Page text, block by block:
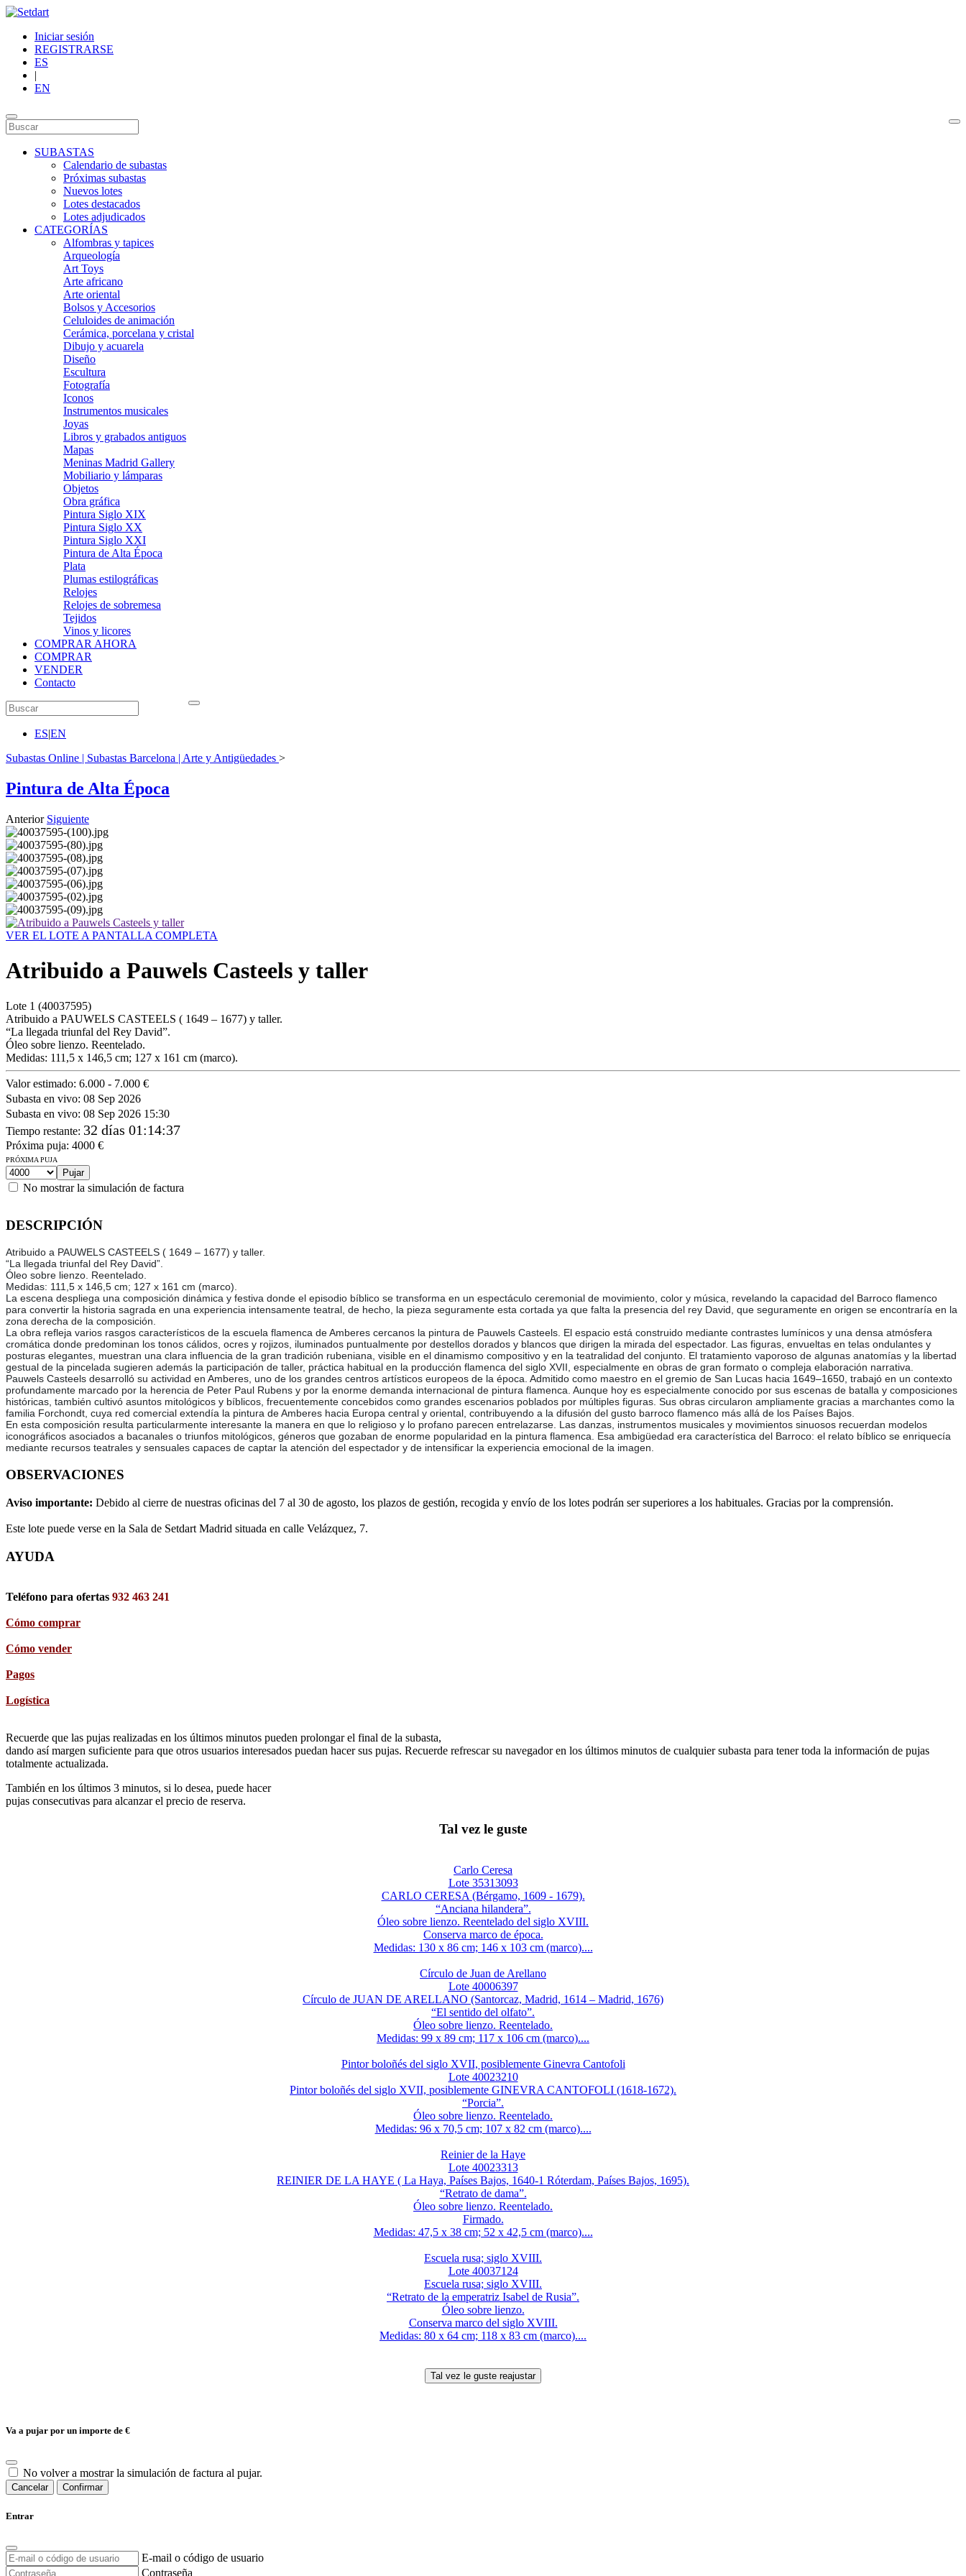
Iniciar sesión
REGISTRARSE
ES
|
EN
SUBASTAS
Calendario de subastas
Próximas subastas
Nuevos lotes
Lotes destacados
Lotes adjudicados
CATEGORÍAS
Alfombras y tapices
Arqueología
Art Toys
Arte africano
Arte oriental
Bolsos y Accesorios
Celuloides de animación
Cerámica, porcelana y cristal
Dibujo y acuarela
Diseño
Escultura
Fotografía
Iconos
Instrumentos musicales
Joyas
Libros y grabados antiguos
Mapas
Meninas Madrid Gallery
Mobiliario y lámparas
Objetos
Obra gráfica
Pintura Siglo XIX
Pintura Siglo XX
Pintura Siglo XXI
Pintura de Alta Época
Plata
Plumas estilográficas
Relojes
Relojes de sobremesa
Tejidos
Vinos y licores
COMPRAR AHORA
COMPRAR
VENDER
Contacto
ES|EN
Subastas Online | Subastas Barcelona | Arte y Antigüedades >
Pintura de Alta Época
Anterior Siguiente
VER EL LOTE A PANTALLA COMPLETA
Atribuido a Pauwels Casteels y taller
Lote 1 (40037595)
Atribuido a PAUWELS CASTEELS ( 1649 – 1677) y taller.
“La llegada triunfal del Rey David”.
Óleo sobre lienzo. Reentelado.
Medidas: 111,5 x 146,5 cm; 127 x 161 cm (marco).
Valor estimado: 6.000 - 7.000 €
Subasta en vivo: 08 Sep 2026
Subasta en vivo: 08 Sep 2026 15:30
Tiempo restante: 32 días 01:14:37
Próxima puja: 4000 €
PRÓXIMA PUJA
No mostrar la simulación de factura
DESCRIPCIÓN
Atribuido a PAUWELS CASTEELS ( 1649 – 1677) y taller.
“La llegada triunfal del Rey David”.
Óleo sobre lienzo. Reentelado.
Medidas: 111,5 x 146,5 cm; 127 x 161 cm (marco).
La escena despliega una composición dinámica y festiva donde el episodio bíblico se transforma en un espectáculo ceremonial de movimiento, color y música, revelando la capacidad del Barroco flamenco
para convertir la historia sagrada en una experiencia intensamente teatral, de hecho, la pieza seguramente esta cortada ya que falta la presencia del rey David, que seguramente en origen se encontraría en la
zona derecha de la composición.
La obra refleja varios rasgos característicos de la escuela flamenca de Amberes cercanos la pintura de Pauwels Casteels. El espacio está construido mediante contrastes lumínicos y una densa atmósfera
cromática donde predominan los tonos cálidos, ocres y rojizos, iluminados puntualmente por destellos dorados y blancos que dirigen la mirada del espectador. Las figuras, envueltas en telas ondulantes y
posturas elegantes, muestran una clara influencia de la gran tradición rubeniana, visible en el dinamismo compositivo y en la teatralidad del conjunto. El tratamiento vaporoso de algunas anatomías y la libertad
gestual de la pincelada sugieren además la participación de taller, práctica habitual en la producción flamenca del siglo XVII, especialmente en obras de gran formato o compleja elaboración narrativa.
Pauwels Casteels desarrolló su actividad en Amberes, uno de los grandes centros artísticos europeos de la época. Admitido como maestro en el gremio de San Lucas hacia 1649–1650, trabajó en un contexto
profundamente marcado por la herencia de Peter Paul Rubens y por la enorme demanda internacional de pintura flamenca. Aunque hoy es especialmente conocido por sus escenas de batalla y composiciones
históricas, también cultivó asuntos mitológicos y bíblicos, frecuentemente concebidos como grandes escenarios poblados por múltiples figuras. Sus obras circularon ampliamente gracias a marchantes como la
familia Forchondt, cuya red comercial extendía la pintura de Amberes hacia Europa central y oriental, contribuyendo a la difusión del gusto barroco flamenco más allá de los Países Bajos.
En esta composición resulta particularmente interesante la manera en que lo religioso y lo profano parecen entrelazarse. Las danzas, instrumentos musicales y movimientos sinuosos recuerdan modelos
iconográficos asociados a bacanales o triunfos mitológicos, géneros que gozaban de enorme popularidad en la pintura flamenca. Esa ambigüedad era característica del Barroco: el relato bíblico se enriquecía
mediante recursos teatrales y sensuales capaces de captar la atención del espectador y de intensificar la experiencia emocional de la imagen.
OBSERVACIONES
Aviso importante: Debido al cierre de nuestras oficinas del 7 al 30 de agosto, los plazos de gestión, recogida y envío de los lotes podrán ser superiores a los habituales. Gracias por la comprensión.
Este lote puede verse en la Sala de Setdart Madrid situada en calle Velázquez, 7.
AYUDA
Teléfono para ofertas 932 463 241
Cómo comprar
Cómo vender
Pagos
Logística
Recuerde que las pujas realizadas en los últimos minutos pueden prolongar el final de la subasta,
dando así margen suficiente para que otros usuarios interesados puedan hacer sus pujas. Recuerde refrescar su navegador en los últimos minutos de cualquier subasta para tener toda la información de pujas
totalmente actualizada.
También en los últimos 3 minutos, si lo desea, puede hacer
pujas consecutivas para alcanzar el precio de reserva.
Tal vez le guste
Carlo Ceresa
Lote 35313093
CARLO CERESA (Bérgamo, 1609 - 1679).
“Anciana hilandera”.
Óleo sobre lienzo. Reentelado del siglo XVIII.
Conserva marco de época.
Medidas: 130 x 86 cm; 146 x 103 cm (marco)....
Círculo de Juan de Arellano
Lote 40006397
Círculo de JUAN DE ARELLANO (Santorcaz, Madrid, 1614 – Madrid, 1676)
“El sentido del olfato”.
Óleo sobre lienzo. Reentelado.
Medidas: 99 x 89 cm; 117 x 106 cm (marco)....
Pintor boloñés del siglo XVII, posiblemente Ginevra Cantofoli
Lote 40023210
Pintor boloñés del siglo XVII, posiblemente GINEVRA CANTOFOLI (1618-1672).
“Porcia”.
Óleo sobre lienzo. Reentelado.
Medidas: 96 x 70,5 cm; 107 x 82 cm (marco)....
Reinier de la Haye
Lote 40023313
REINIER DE LA HAYE ( La Haya, Países Bajos, 1640-1 Róterdam, Países Bajos, 1695).
“Retrato de dama”.
Óleo sobre lienzo. Reentelado.
Firmado.
Medidas: 47,5 x 38 cm; 52 x 42,5 cm (marco)....
Escuela rusa; siglo XVIII.
Lote 40037124
Escuela rusa; siglo XVIII.
“Retrato de la emperatriz Isabel de Rusia”.
Óleo sobre lienzo.
Conserva marco del siglo XVIII.
Medidas: 80 x 64 cm; 118 x 83 cm (marco)....
Va a pujar por un importe de €
No volver a mostrar la simulación de factura al pujar.
Cancelar Confirmar
Entrar
E-mail o código de usuario
Contraseña